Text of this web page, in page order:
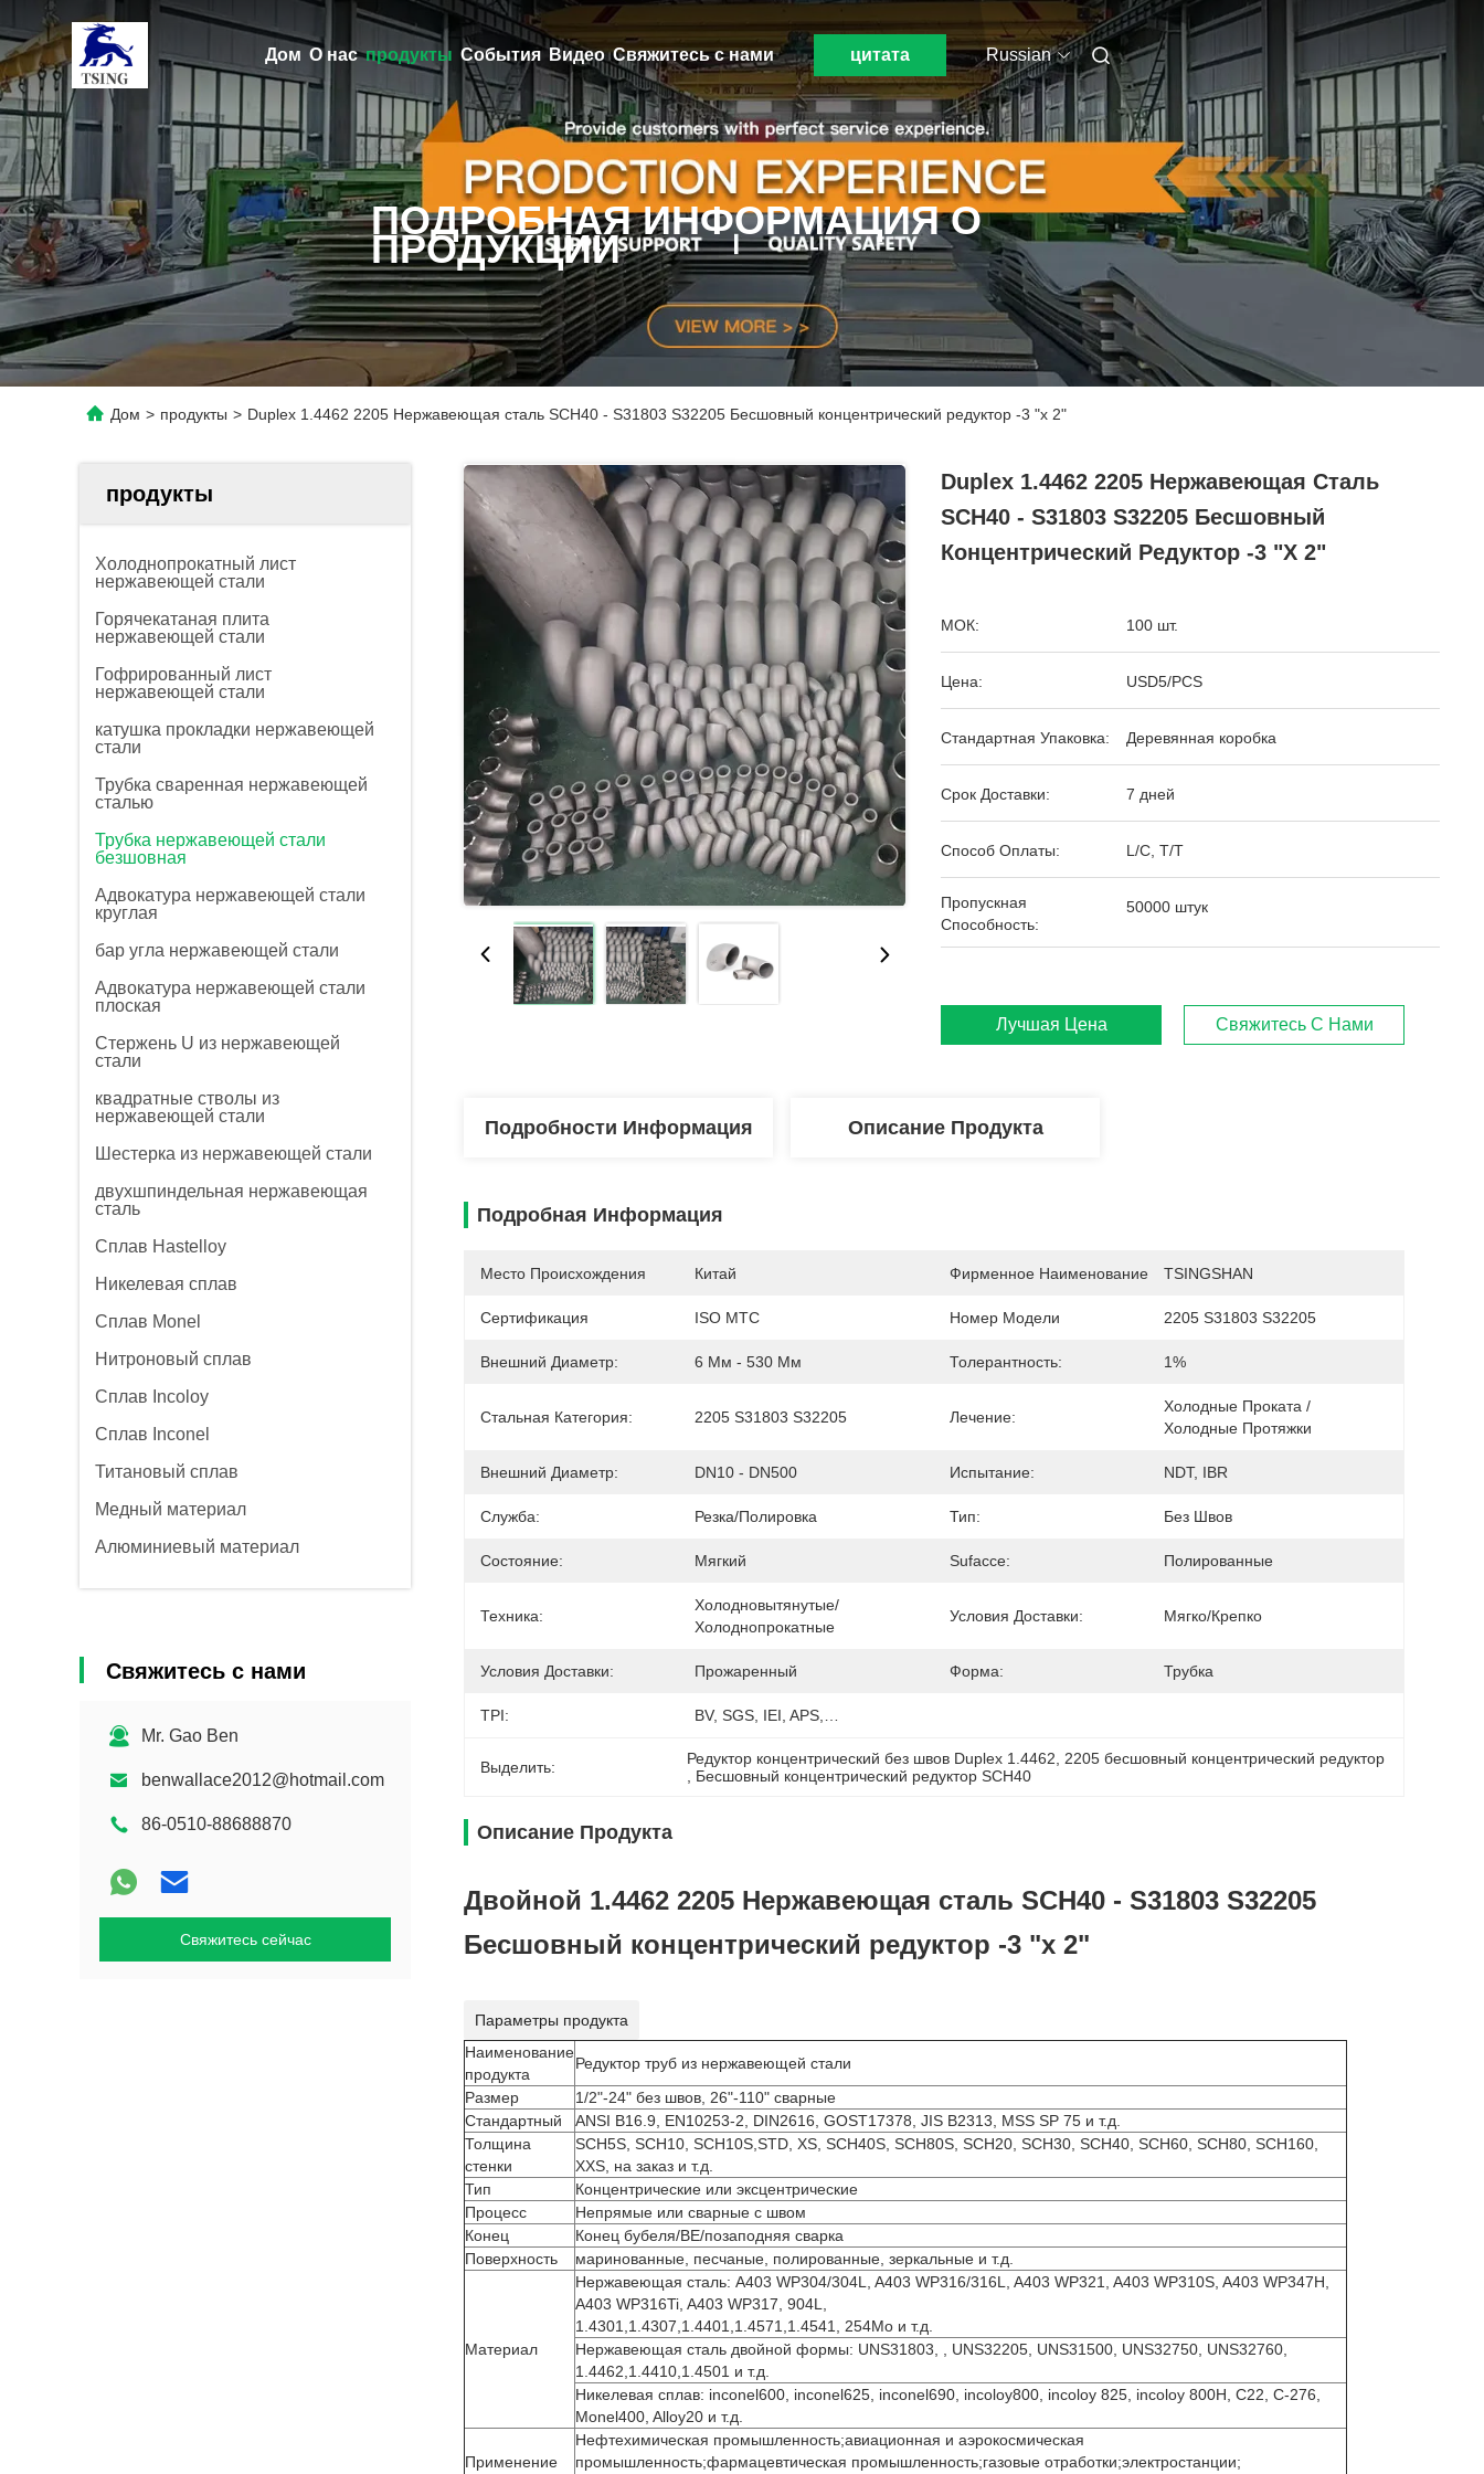
Дом О нас продукты События Видео Свяжитесь с нами цитата Russian
ПОДРОБНАЯ ИНФОРМАЦИЯ О
ПРОДУКЦИИ
Дом > продукты > Duplex 1.4462 2205 Нержавеющая сталь SCH40 - S31803 S32205 Бесшовный концентрический редуктор -3 "х 2"
продукты
Холоднопрокатный лист
нержавеющей стали
Горячекатаная плита
нержавеющей стали
Гофрированный лист
нержавеющей стали
катушка прокладки нержавеющей
стали
Трубка сваренная нержавеющей
сталью
Трубка нержавеющей стали
безшовная
Адвокатура нержавеющей стали
круглая
бар угла нержавеющей стали
Адвокатура нержавеющей стали
плоская
Стержень U из нержавеющей
стали
квадратные стволы из
нержавеющей стали
Шестерка из нержавеющей стали
двухшпиндельная нержавеющая
сталь
Сплав Hastelloy
Никелевая сплав
Сплав Monel
Нитроновый сплав
Сплав Incoloy
Сплав Inconel
Титановый сплав
Медный материал
Алюминиевый материал
Свяжитесь с нами
Mr. Gao Ben
benwallace2012@hotmail.com
86-0510-88688870
Свяжитесь сейчас
Duplex 1.4462 2205 Нержавеющая Сталь
SCH40 - S31803 S32205 Бесшовный
Концентрический Редуктор -3 "х 2"
МОК: 100 шт.
Цена: USD5/PCS
Стандартная Упаковка: Деревянная коробка
Срок Доставки: 7 дней
Способ Оплаты: L/C, T/T
Пропускная
Способность:
50000 штук
Лучшая Цена Свяжитесь С Нами
Подробности Информация Описание Продукта
Подробная Информация
Место Происхождения Китай Фирменное Наименование TSINGSHAN
Сертификация ISO MTC Номер Модели 2205 S31803 S32205
Внешний Диаметр: 6 Мм - 530 Мм Толерантность: 1%
Стальная Категория: 2205 S31803 S32205 Лечение:
Холодные Проката /
Холодные Протяжки
Внешний Диаметр: DN10 - DN500 Испытание: NDT, IBR
Служба: Резка/полировка Тип: Без Швов
Состояние: Мягкий Sufacce: Полированные
Техника:
Холодновытянутые/
Холоднопрокатные
Условия Доставки: Мягко/крепко
Условия Доставки: Прожаренный Форма: Трубка
TPI: BV, SGS, IEI, APS,…
Выделить: Редуктор концентрический без швов Duplex 1.4462
2205 бесшовный концентрический редуктор
Бесшовный концентрический редуктор SCH40
Описание Продукта
Двойной 1.4462 2205 Нержавеющая сталь SCH40 - S31803 S32205
Бесшовный концентрический редуктор -3 "х 2"
Параметры продукта
Наименование
продукта
Редуктор труб из нержавеющей стали
Размер
1/2"-24" без швов, 26"-110" сварные
Стандартный
ANSI B16.9, EN10253-2, DIN2616, GOST17378, JIS B2313, MSS SP 75 и т.д.
Толщина
стенки
SCH5S, SCH10, SCH10S,STD, XS, SCH40S, SCH80S, SCH20, SCH30, SCH40, SCH60, SCH80, SCH160,
XXS, на заказ и т.д.
Тип
Концентрические или эксцентрические
Процесс
Непрямые или сварные с швом
Конец
Конец бубеля/BE/позаподняя сварка
Поверхность
маринованные, песчаные, полированные, зеркальные и т.д.
Материал
Нержавеющая сталь: A403 WP304/304L, A403 WP316/316L, A403 WP321, A403 WP310S, A403 WP347H,
A403 WP316Ti, A403 WP317, 904L,
1.4301,1.4307,1.4401,1.4571,1.4541, 254Mo и т.д.
Нержавеющая сталь двойной формы: UNS31803, , UNS32205, UNS31500, UNS32750, UNS32760,
1.4462,1.4410,1.4501 и т.д.
Никелевая сплав: inconel600, inconel625, inconel690, incoloy800, incoloy 825, incoloy 800H, C22, C-276,
Monel400, Alloy20 и т.д.
Применение
Нефтехимическая промышленность;авиационная и аэрокосмическая
промышленность;фармацевтическая промышленность;газовые отработки;электростанции;